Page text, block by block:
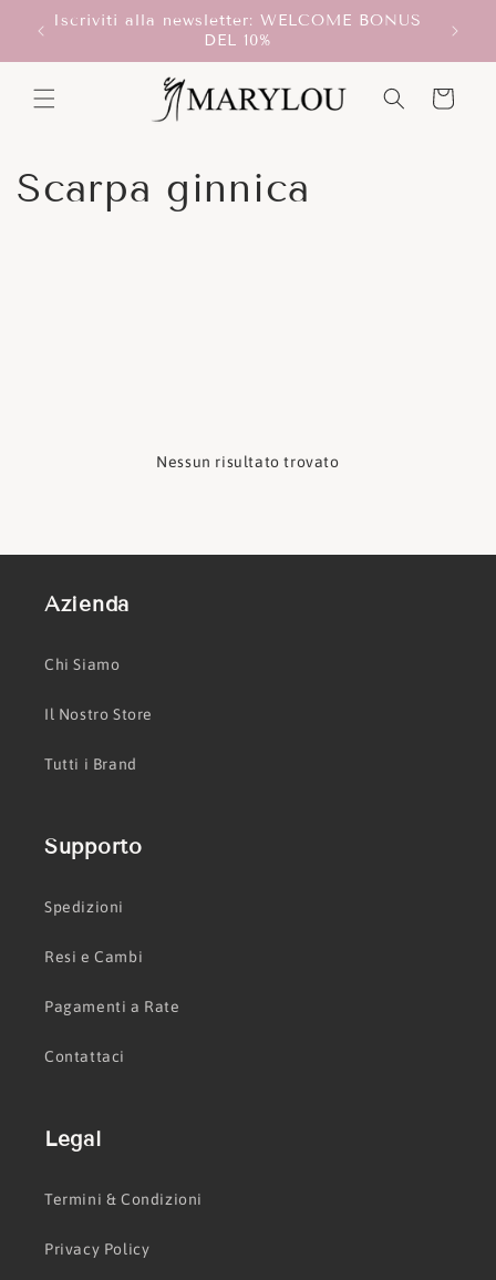
direttamente
Iscriviti alla newsletter: WELCOME BONUS
DEL 10%
Carrello
C
Scarpa ginnica
Nessun risultato trovato
Azienda
Chi Siamo
Il Nostro Store
Tutti i Brand
Supporto
Spedizioni
Resi e Cambi
Pagamenti a Rate
Contattaci
Legal
Termini & Condizioni
Privacy Policy